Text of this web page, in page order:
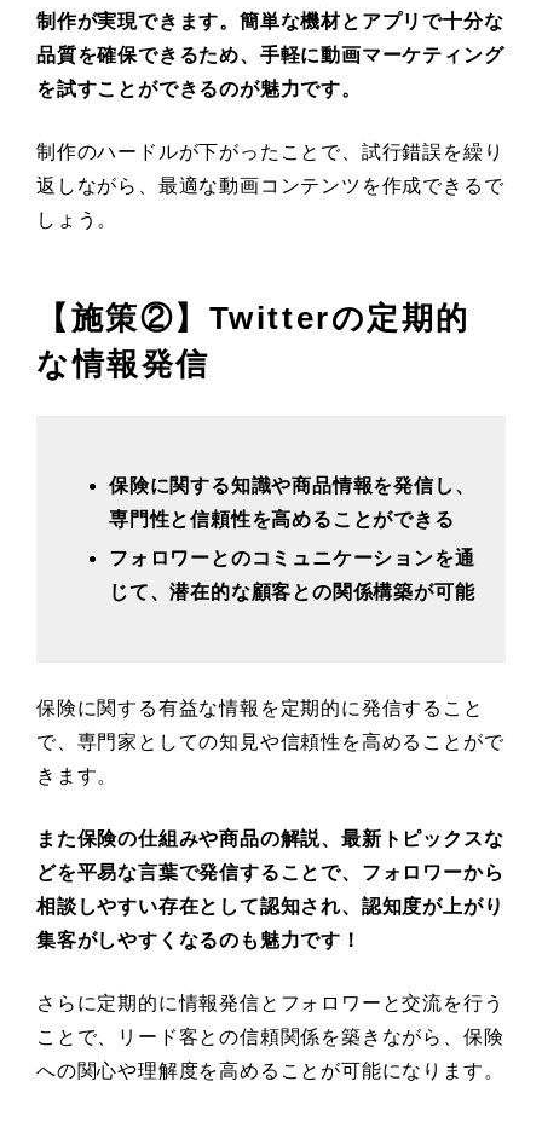
制作が実現できます。簡単な機材とアプリで十分な
品質を確保できるため、手軽に動画マーケティング
を試すことができるのが魅力です。
制作のハードルが下がったことで、試行錯誤を繰り
返しながら、最適な動画コンテンツを作成できるで
しょう。
【施策②】Twitterの定期的
な情報発信
保険に関する知識や商品情報を発信し、
専門性と信頼性を高めることができる
フォロワーとのコミュニケーションを通
じて、潜在的な顧客との関係構築が可能
保険に関する有益な情報を定期的に発信すること
で、専門家としての知見や信頼性を高めることがで
きます。
また保険の仕組みや商品の解説、最新トピックスな
どを平易な言葉で発信することで、フォロワーから
相談しやすい存在として認知され、認知度が上がり
集客がしやすくなるのも魅力です！
さらに定期的に情報発信とフォロワーと交流を行う
ことで、リード客との信頼関係を築きながら、保険
への関心や理解度を高めることが可能になります。